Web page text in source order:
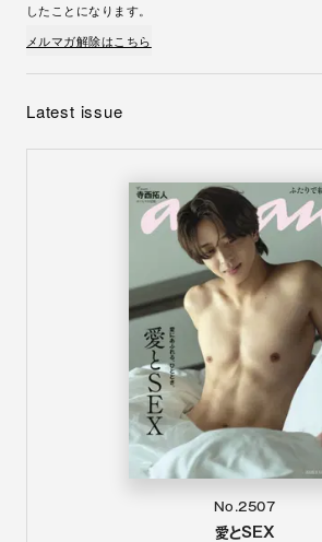
したことになります。
メルマガ解除はこちら
Latest issue
No.2507
愛とSEX